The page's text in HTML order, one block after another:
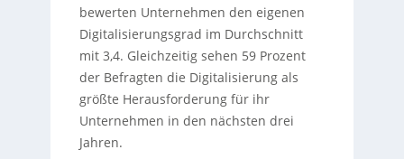
bewerten Unternehmen den eigenen
Digitalisierungsgrad im Durchschnitt
mit 3,4. Gleichzeitig sehen 59 Prozent
der Befragten die Digitalisierung als
größte Herausforderung für ihr
Unternehmen in den nächsten drei
Jahren.